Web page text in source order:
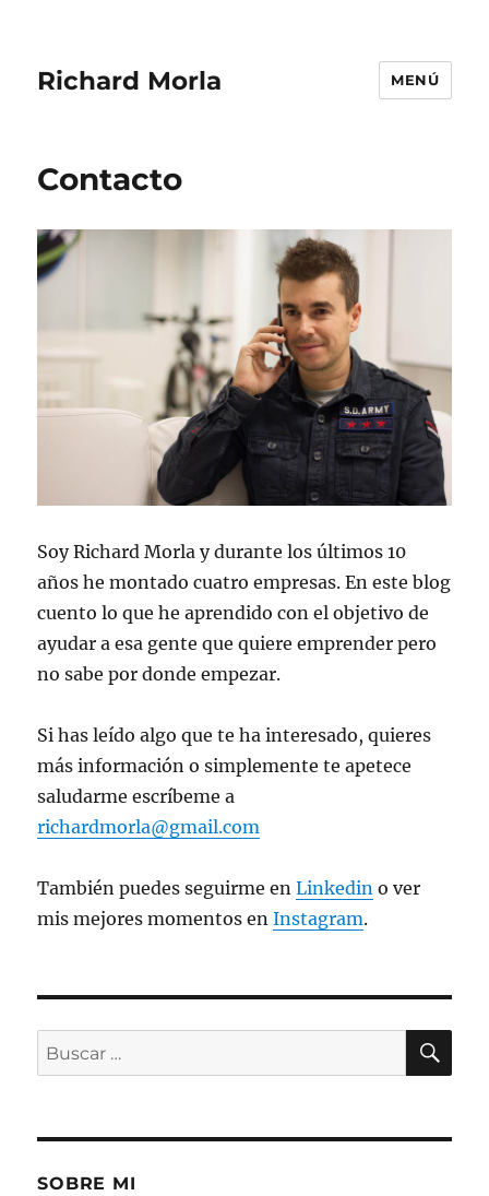
Richard Morla MENÚ
Contacto
Soy Richard Morla y durante los últimos 10
años he montado cuatro empresas. En este blog
cuento lo que he aprendido con el objetivo de
ayudar a esa gente que quiere emprender pero
no sabe por donde empezar.
Si has leído algo que te ha interesado, quieres
más información o simplemente te apetece
saludarme escríbeme a
richardmorla@gmail.com
También puedes seguirme enLinkedin o ver
mis mejores momentos enInstagram.
Buscar
por:
SOBRE MI